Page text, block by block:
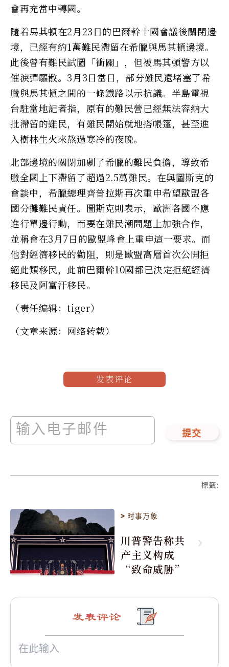
會再充當中轉國。
隨着馬其頓在2月23日的巴爾幹十國會議後關閉邊
境，已經有約1萬難民滯留在希臘與馬其頓邊境。
此後曾有難民試圖「衝關」，但被馬其頓警方以
催淚彈驅散。3月3日當日，部分難民還堵塞了希
臘與馬其頓之間的一條鐵路以示抗議。半島電視
台駐當地記者指，原有的難民營已經無法容納大
批滯留的難民，有難民開始就地搭帳篷，甚至進
入樹林生火來熬過寒冷的夜晚。
北部邊境的關閉加劇了希臘的難民負擔，導致希
臘全國上下滯留了超過2.5萬難民。在與圖斯克的
會談中，希臘總理齊普拉斯再次重申希望歐盟各
國分攤難民責任。圖斯克則表示，歐洲各國不應
進行單邊行動，而要在難民潮問題上加強合作，
並稱會在3月7日的歐盟峰會上重申這一要求。而
他對經濟移民的勸阻，則是歐盟高層首次公開拒
絕此類移民，此前巴爾幹10國都已決定拒絕經濟
移民及阿富汗移民。
（责任编辑：tiger）
（文章来源：网络转载）
发表评论
提交
標籤:
> 时事万象
川普警告称共
产主义构成
“致命威胁”
发表评论